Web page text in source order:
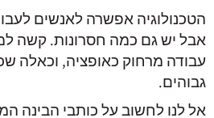
הטכנולוגיה אפשרה לאנשים
אבל יש גם כמה חסרונות. קשה
עבודה מרחוק כאופציה, וכאלה
גבוהים.
אל לנו לחשוב על כותבי הבינה